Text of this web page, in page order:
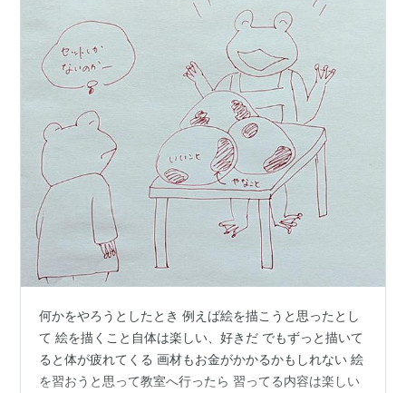
何かをやろうとしたとき 例えば絵を描こうと思ったとし
て 絵を描くこと自体は楽しい、好きだ でもずっと描いて
ると体が疲れてくる 画材もお金がかかるかもしれない 絵
を習おうと思って教室へ行ったら 習ってる内容は楽しい